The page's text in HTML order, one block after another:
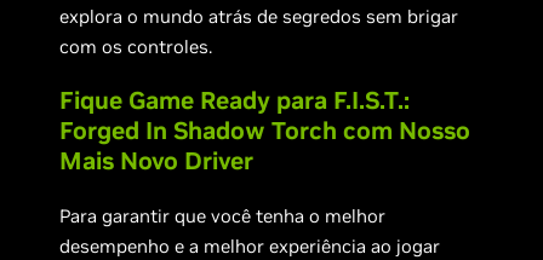
explora o mundo atrás de segredos sem brigar
com os controles.
Fique Game Ready para F.I.S.T.:
Forged In Shadow Torch com Nosso
Mais Novo Driver
Para garantir que você tenha o melhor
desempenho e a melhor experiência ao jogar